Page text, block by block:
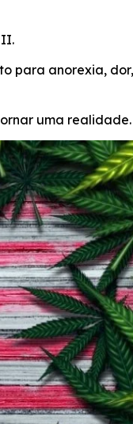
II.
para anorexia,
uma realidade.